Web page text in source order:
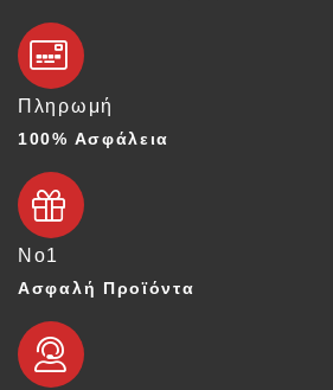
Πληρωμή
100% Ασφάλεια
Νο1
Ασφαλή Προϊόντα